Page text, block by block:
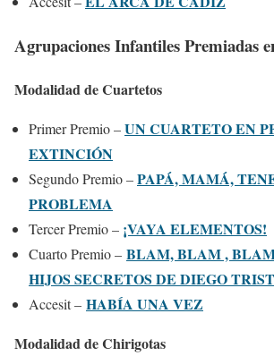
Agrupaciones Infantiles Premiadas
Modalidad de Cuartetos
Primer Premio –UN CUARTETO EN
EXTINCIÓN
Segundo Premio –PAPÁ, MAMÁ,
PROBLEMA
Tercer Premio – ¡VAYA ELEMENTOS!
Cuarto Premio – BLAM, BLAM ,
HIJOS SECRETOS DE DIEGO
Accesit – HABÍA UNA VEZ
Modalidad de Chirigotas